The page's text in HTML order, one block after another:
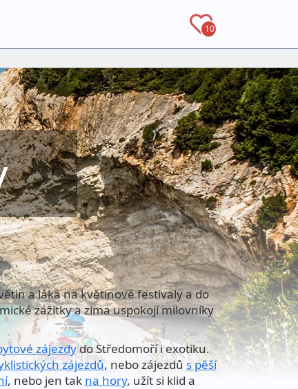
10
a láká na květinové festivaly a do
zážitky a zima uspokojí milovníky
zájezdydo Středomoří i exotiku.
zájezdů, nebo zájezdů s pěší
, nebo jen tak na hory, užít si klid a